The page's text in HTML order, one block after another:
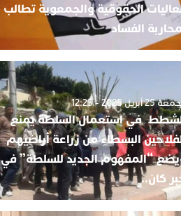
الحقوقية والجمعوية تطالب
الفساد
25 أبريل 2025 - 12:25
في استعمال السلطة يمنع
البسطاء من زراعة أراضيهم
“المفهوم الجديد للسلطة” في
كان..